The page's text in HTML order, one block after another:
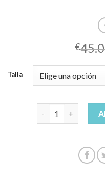
€
Talla
bermudas